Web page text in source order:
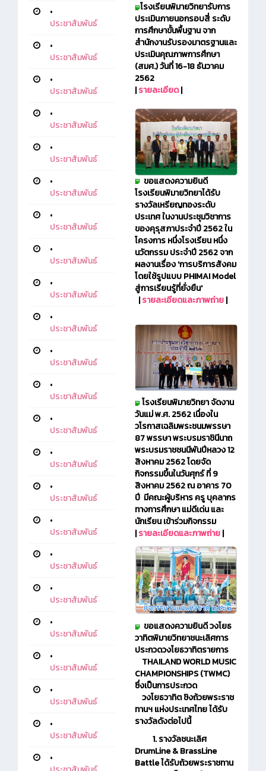
•
ประชาสัมพันธ์
•
ประชาสัมพันธ์
•
ประชาสัมพันธ์
•
ประชาสัมพันธ์
•
ประชาสัมพันธ์
•
ประชาสัมพันธ์
•
ประชาสัมพันธ์
•
ประชาสัมพันธ์
•
ประชาสัมพันธ์
•
ประชาสัมพันธ์
•
ประชาสัมพันธ์
•
ประชาสัมพันธ์
•
ประชาสัมพันธ์
•
ประชาสัมพันธ์
•
ประชาสัมพันธ์
•
ประชาสัมพันธ์
•
ประชาสัมพันธ์
•
ประชาสัมพันธ์
•
ประชาสัมพันธ์
•
ประชาสัมพันธ์
•
ประชาสัมพันธ์
•
ประชาสัมพันธ์
•
โรงเรียนพิมายวิทยารับการ
ประเมินภายนอกรอบสี่ ระดับ
การศึกษาขั้นพื้นฐาน จาก
สำนักงานรับรองมาตรฐานและ
ประเมินคุณภาพการศึกษา
(สมศ.) วันที่ 16-18 ธันวาคม
2562
|รายละเอียด|
ขอแสดงความยินดี
โรงเรียนพิมายวิทยาได้รับ
รางวัลเหรียญทองระดับ
ประเทศ ในงานประชุมวิชาการ
ของคุรุสภาประจำปี 2562 ใน
โครงการ หนึ่งโรงเรียน หนึ่ง
นวัตกรรม ประจำปี 2562 จาก
ผลงานเรื่อง 'การบริการสังคม
โดยใช้รูปแบบ PHIMAI Model
สู่การเรียนรู้ที่ยั่งยืน'
|รายละเอียดและภาพถ่าย|
โรงเรียนพิมายวิทยา จัดงาน
วันแม่ พ.ศ. 2562 เนื่องใน
วโรกาสเฉลิมพระชนมพรรษา
87 พรรษา พระบรมราชินีนาถ
พระบรมราชชนนีพันปีหลวง 12
สิงหาคม 2562 โดยจัด
กิจกรรมขึ้นในวันศุกร์ ที่ 9
สิงหาคม 2562 ณ อาคาร 70
ปี มีคณะผู้บริหาร ครู บุคลากร
ทางการศึกษา แม่ดีเด่น และ
นักเรียน เข้าร่วมกิจกรรม
|รายละเอียดและภาพถ่าย|
ขอแสดงความยินดี วงโยธ
วาทิตพิมายวิทยาชนะเลิศการ
ประกวดวงโยธวาทิตรายการ
THAILAND WORLD MUSIC
CHAMPIONSHIPS (TWMC)
ซึ่งเป็นการประกวด
วงโยธวาทิต ชิงถ้วยพระราช
ทานฯ แห่งประเทศไทย ได้รับ
รางวัลดังต่อไปนี้
1. รางวัลชนะเลิศ
DrumLine & BrassLine
Battle ได้รับถ้วยพระราชทาน